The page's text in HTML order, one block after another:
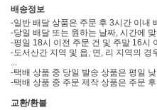
배송정보
-일반 배달 상품은 주문 후 3시간 이내
-당일 배달 또는 원하는 날짜, 시간에
-평일 18시 이전 주문 건 및 주말 16시
-도서산간 지역 및 읍, 면, 리 지역의 경
-택배 상품 중 당일 발송 상품은 평일
-택배 상품 중 주문 제작 상품은 주문
교환/환불